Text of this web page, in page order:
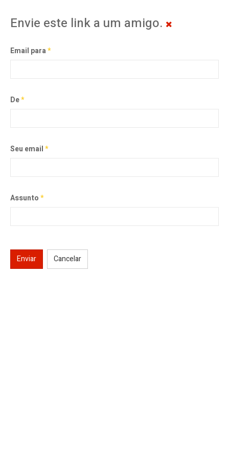
Envie este link a um amigo.
Email para*
De*
Seu email*
Assunto*
Enviar Cancelar